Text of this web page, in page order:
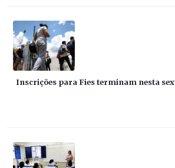
Inscrições para Fies terminam nesta